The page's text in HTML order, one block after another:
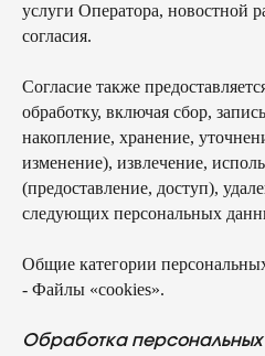
услуги Оператора, новостной
согласия.
Согласие также
обработку, включая сбор,
накопление, хранение,
изменение), извлечение,
(предоставление, доступ),
следующих персональных
Общие категории
- Файлы «cookies».
Обработка